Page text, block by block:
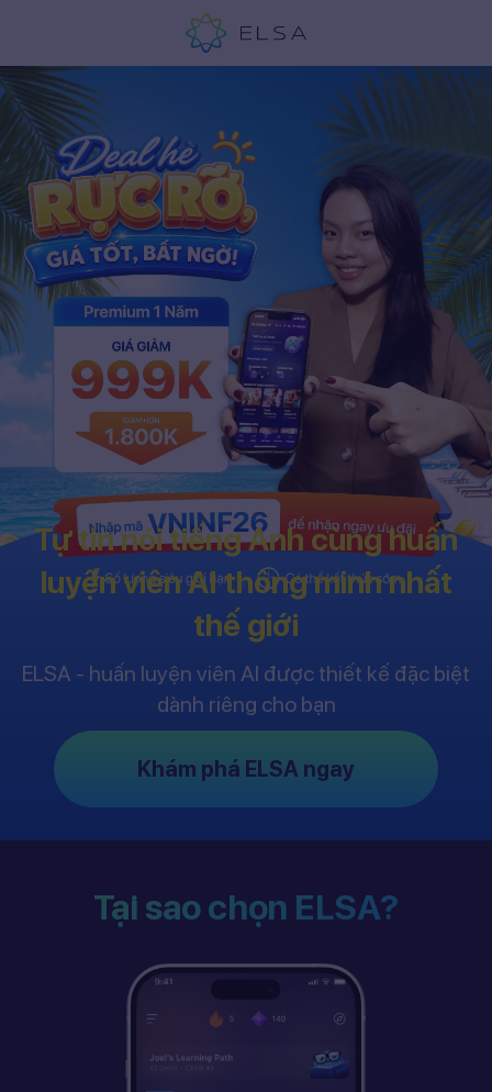
Tự tin nói tiếng Anh cùng huấn
luyện viên AI thông minh nhất
thế giới
ELSA - huấn luyện viên AI được thiết kế đặc biệt
dành riêng cho bạn
Khám phá ELSA ngay
Tại sao chọn ELSA?